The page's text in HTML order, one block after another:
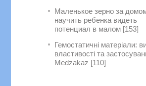
Маленькое зерно за
научить ребенка видеть
потенциал в малом [153]
Гемостатичні матеріали:
властивості та
Medzakaz [110]